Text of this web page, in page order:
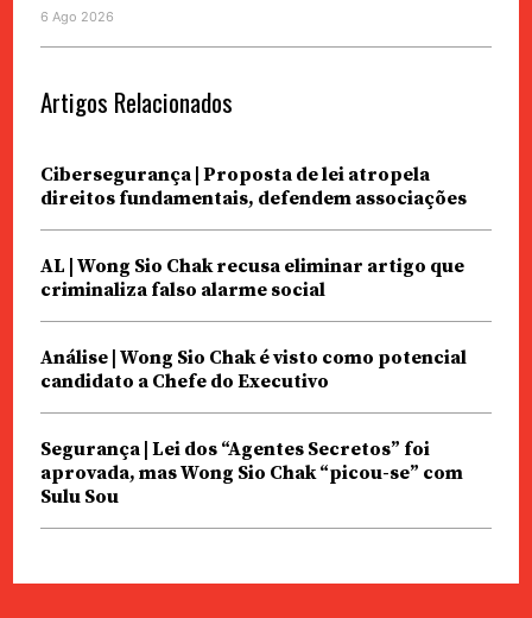
6 Ago 2026
Artigos Relacionados
Cibersegurança | Proposta de lei atropela
direitos fundamentais, defendem associações
AL | Wong Sio Chak recusa eliminar artigo que
criminaliza falso alarme social
Análise | Wong Sio Chak é visto como potencial
candidato a Chefe do Executivo
Segurança | Lei dos “Agentes Secretos” foi
aprovada, mas Wong Sio Chak “picou-se” com
Sulu Sou